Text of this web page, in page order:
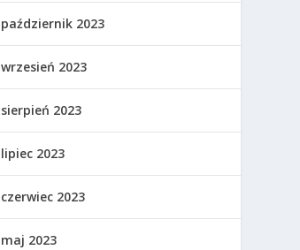
październik 2023
wrzesień 2023
sierpień 2023
lipiec 2023
czerwiec 2023
maj 2023